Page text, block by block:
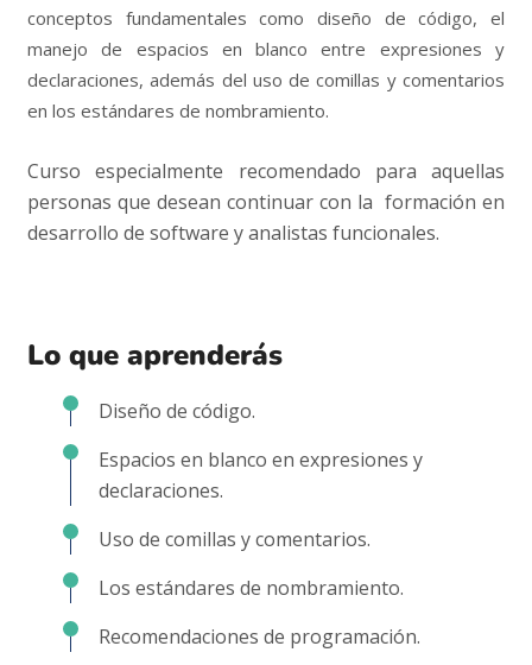
conceptos fundamentales como diseño de código, el
manejo de espacios en blanco entre expresiones y
declaraciones, además del uso de comillas y comentarios
en los estándares de nombramiento.
Curso especialmente recomendado para aquellas
personas que desean continuar con la formación en
desarrollo de software y analistas funcionales.
Lo que aprenderás
Diseño de código.
Espacios en blanco en expresiones y
declaraciones.
Uso de comillas y comentarios.
Los estándares de nombramiento.
Recomendaciones de programación.